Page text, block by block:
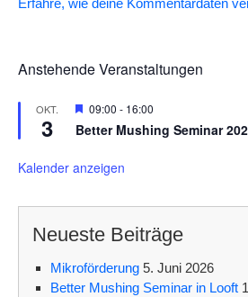
Erfahre, wie deine Kommentardaten
Anstehende Veranstaltungen
OKT.
3
H
r
o
e
o
e
n
09:00 - 16:00
Better Mushing Seminar
Kalender anzeigen
Neueste Beiträge
Mikroförderung 5. Juni 2026
Better Mushing Seminar in Looft